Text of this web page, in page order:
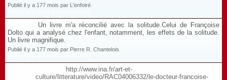
Publié il y a 177 mois par L'enfoiré.
Un livre m'a réconcilié avec la solitude.Celui de Françoise
Dolto qui a analysé chez l'enfant, notamment, les effets de la solitude.
Un livre magnifique.
Publié il y a 177 mois par Pierre R. Chantelois.
http://www.ina.fr/art-et-
culture/litterature/video/RAC04006332/le-docteur-francoise-